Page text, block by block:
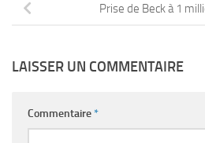
Prise de Beck à 1
LAISSER UN COMMENTAIRE
Commentaire*